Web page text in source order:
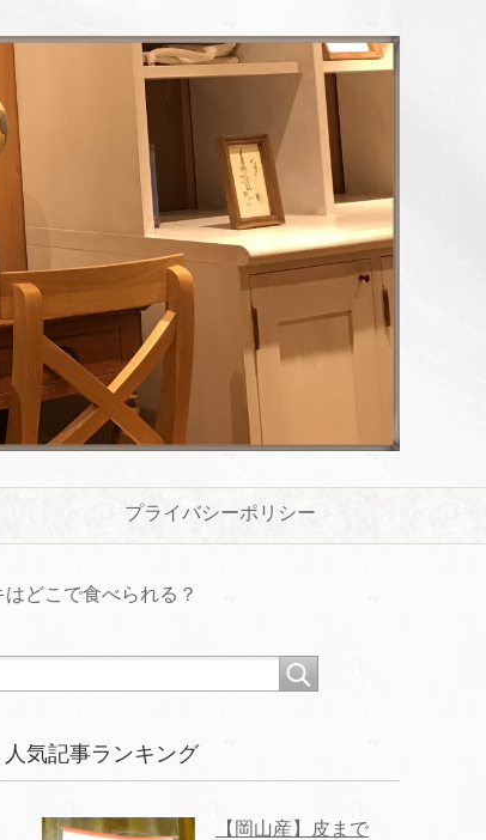
プライバシーポリシー
どこで食べられる？
人気記事ランキング
【岡山産】皮まで